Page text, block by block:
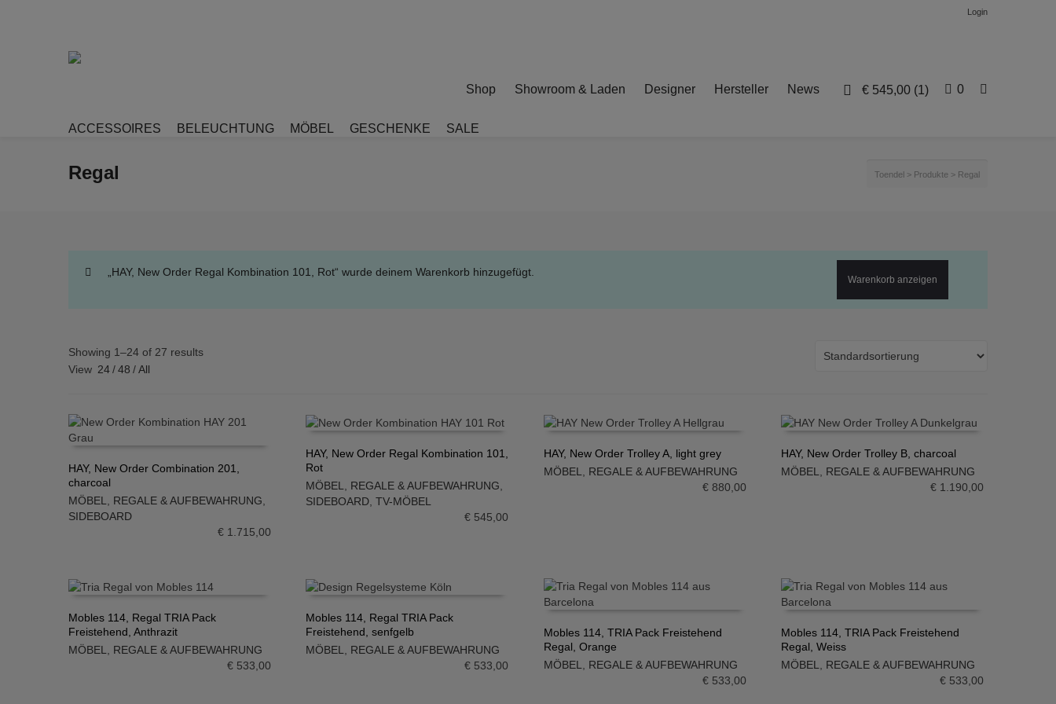
Login
€ 545,00 (1) 0
Shop Showroom & Laden Designer Hersteller News
ACCESSOIRES BELEUCHTUNG MÖBEL GESCHENKE SALE
Regal Toendel > Produkte > Regal
„HAY, New Order Regal Kombination 101, Rot“ wurde deinem Warenkorb hinzugefügt.
Warenkorb anzeigen
Showing 1–24 of 27 results
View 24/48 /All
IN DEN WARENKORB
HAY, New Order Combination 201,
charcoal
MÖBEL
REGALE & AUFBEWAHRUNG
SIDEBOARD
€1.715,00
IN DEN WARENKORB
HAY, New Order Regal Kombination 101,
Rot
MÖBEL, REGALE & AUFBEWAHRUNG,
SIDEBOARD,TV-MÖBEL
€ 545,00
IN DEN WARENKORB
HAY, New Order Trolley A, light grey
MÖBEL, REGALE & AUFBEWAHRUNG
€880,00
IN DEN WARENKORB
HAY, New Order Trolley B, charcoal
MÖBEL, REGALE & AUFBEWAHRUNG
€ 1.190,00
IN DEN WARENKORB
Mobles 114, Regal TRIA Pack
Freistehend, Anthrazit
MÖBEL
REGALE & AUFBEWAHRUNG
€533,00
IN DEN WARENKORB
Mobles 114, Regal TRIA Pack
Freistehend, senfgelb
MÖBEL
REGALE & AUFBEWAHRUNG
€ 533,00
IN DEN WARENKORB
Mobles 114, TRIA Pack Freistehend
Regal, Orange
MÖBEL
REGALE & AUFBEWAHRUNG
€533,00
IN DEN WARENKORB
Mobles 114, TRIA Pack Freistehend
Regal, Weiss
MÖBEL
REGALE & AUFBEWAHRUNG
€ 533,00